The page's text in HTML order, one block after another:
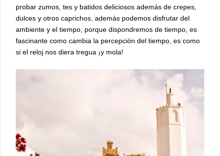
probar zumos, tes y batidos deliciosos además de crepes,
dulces y otros caprichos, además podemos disfrutar del
ambiente y el tiempo, porque dispondremos de tiempo, es
fascinante como cambia la percepción del tiempo, es como
si el reloj nos diera tregua ¡y mola!